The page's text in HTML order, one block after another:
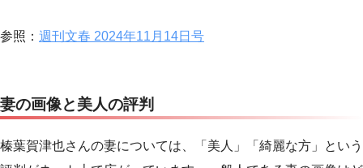
参照： 週刊文春 2024年11月14日号
妻の画像と美人の評判
榛葉賀津也さんの妻については、「美人」「綺麗な方」という